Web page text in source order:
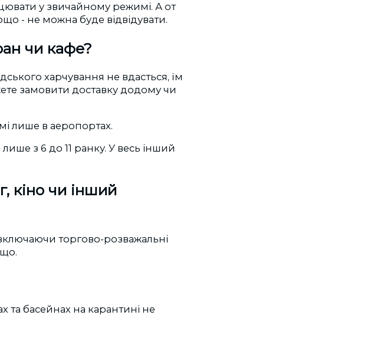
у звичайному режимі. А от
- не можна буде відвідувати.
чи кафе?
харчування не вдасться, їм
замовити доставку додому чи
лише в аеропортах.
з 6 до 11 ранку. У весь інший
кіно чи інший
торгово-розважальні
та басейнах на карантині не